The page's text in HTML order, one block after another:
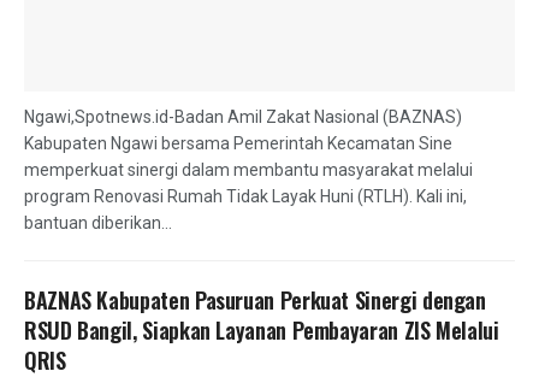
Ngawi,Spotnews.id-Badan Amil Zakat Nasional (BAZNAS)
Kabupaten Ngawi bersama Pemerintah Kecamatan Sine
memperkuat sinergi dalam membantu masyarakat melalui
program Renovasi Rumah Tidak Layak Huni (RTLH). Kali ini,
bantuan diberikan...
BAZNAS Kabupaten Pasuruan Perkuat Sinergi dengan
RSUD Bangil, Siapkan Layanan Pembayaran ZIS Melalui
QRIS